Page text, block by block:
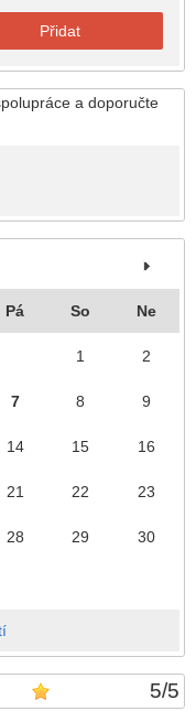
Přidat
a doporučte
Pá So Ne
1 2
7 8 9
14 15 16
21 22 23
28 29 30
5/5